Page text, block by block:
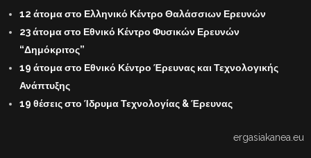
12 άτομα στο Ελληνικό Κέντρο Θαλάσσιων Ερευνών
23 άτομα στο Εθνικό Κέντρο Φυσικών Ερευνών
“Δημόκριτος”
19 άτομα στο Εθνικό Κέντρο Έρευνας και Τεχνολογικής
Ανάπτυξης
19 θέσεις στο Ίδρυμα Τεχνολογίας & Έρευνας
ergasiakanea.eu